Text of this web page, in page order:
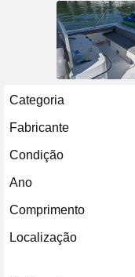
Categoria
Fabricante
Condição
Ano
Comprimento
Localização